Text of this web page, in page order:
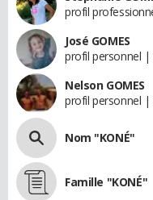
profil
José GOMES
profil personnel |
Nelson GOMES
profil personnel |
Nom "KONÉ"
Famille "KONÉ"